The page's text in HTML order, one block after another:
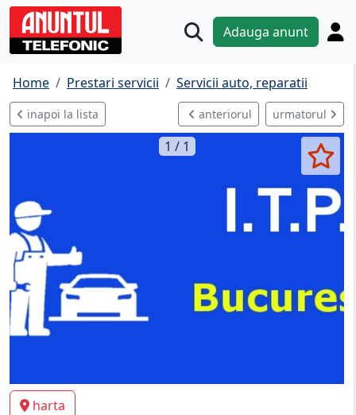
Adauga anunt
Home Prestari servicii Servicii auto, reparatii
inapoi la lista anteriorul urmatorul
1 / 1
harta